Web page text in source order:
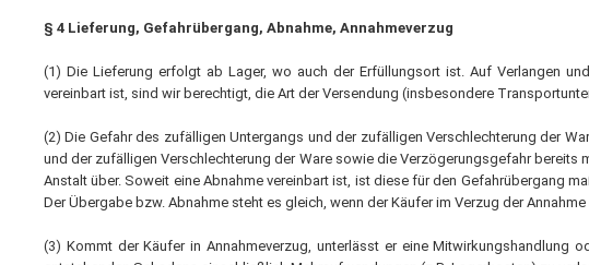
§ 4 Lieferung, Gefahrübergang, Abnahme, Annahmeverzug
(1) Die Lieferung erfolgt ab Lager, wo auch der Erfüllungsort ist. Auf Verlangen
vereinbart ist, sind wir berechtigt, die Art der Versendung (insbesondere
(2) Die Gefahr des zufälligen Untergangs und der zufälligen Verschlechterung der
und der zufälligen Verschlechterung der Ware sowie die Verzögerungsgefahr
Anstalt über. Soweit eine Abnahme vereinbart ist, ist diese für den Gefahrübergang
Der Übergabe bzw. Abnahme steht es gleich, wenn der Käufer im Verzug der Annahme
(3) Kommt der Käufer in Annahmeverzug, unterlässt er eine Mitwirkungshandlung